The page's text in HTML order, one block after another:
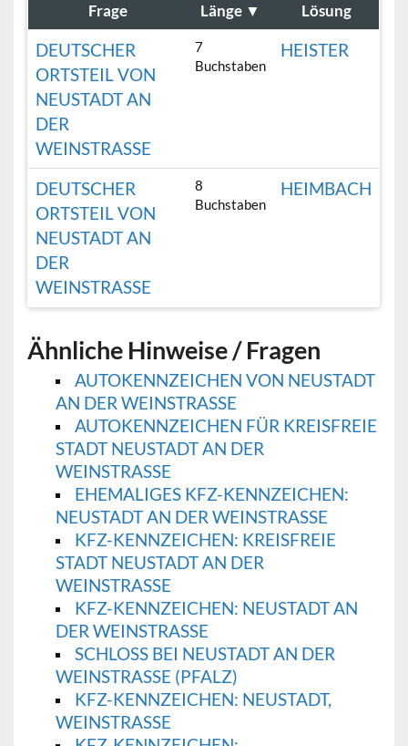
Frage Länge ▼ Lösung
DEUTSCHER
ORTSTEIL VON
NEUSTADT AN
DER
WEINSTRASSE
7
Buchstaben
HEISTER
DEUTSCHER
ORTSTEIL VON
NEUSTADT AN
DER
WEINSTRASSE
8
Buchstaben
HEIMBACH
Ähnliche Hinweise / Fragen
AUTOKENNZEICHEN VON NEUSTADT
AN DER WEINSTRASSE
AUTOKENNZEICHEN FÜR KREISFREIE
STADT NEUSTADT AN DER
WEINSTRASSE
EHEMALIGES KFZ-KENNZEICHEN:
NEUSTADT AN DER WEINSTRASSE
KFZ-KENNZEICHEN: KREISFREIE
STADT NEUSTADT AN DER
WEINSTRASSE
KFZ-KENNZEICHEN: NEUSTADT AN
DER WEINSTRASSE
SCHLOSS BEI NEUSTADT AN DER
WEINSTRASSE (PFALZ)
KFZ-KENNZEICHEN: NEUSTADT,
WEINSTRASSE